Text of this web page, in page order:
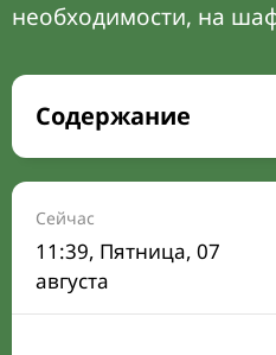
необходимости, на
Содержание
Время намаза на
Расписание на месяц
Время Сухура и
Календарь рамадана
Сейчас
11:39, Пятница, 07
августа